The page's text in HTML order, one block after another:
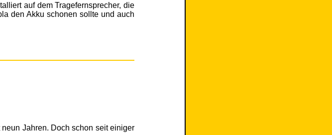
auf dem Tragefernsprecher, die
den Akku schonen sollte und auch
Jahren. Doch schon seit einiger